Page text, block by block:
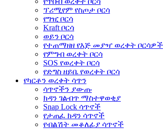
ፕሪሚየም የስጦታ ቦርሳ
የግዢ ቦርሳ
Kraft ቦርሳ
ወይን ቦርሳ
የተጠማዘዘ የእጅ መያዣ ወረቀት ቦርሳዎች
የምግብ ወረቀት ቦርሳ
SOS የወረቀት ቦርሳ
የድግስ ዘይቤ የወረቀት ቦርሳ
የካርቶን ወረቀት ሳጥን
ሳጥኖችን ያውጡ
ክዳን ገልብጥ ማስተዋወቂያ
Snap Lock ሳጥኖች
የታጠፈ ክዳን ሳጥኖች
የብልሽት መቆለፊያ ሳጥኖች